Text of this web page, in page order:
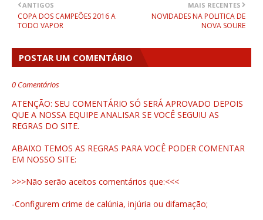
MAIS RECENTES
NOVIDADES NA POLITICA DE
NOVA SOURE
ANTIGOS
COPA DOS CAMPEÕES 2016 A
TODO VAPOR
POSTAR UM COMENTÁRIO
0 Comentários
ATENÇÃO: SEU COMENTÁRIO SÓ SERÁ APROVADO DEPOIS
QUE A NOSSA EQUIPE ANALISAR SE VOCÊ SEGUIU AS
REGRAS DO SITE.
ABAIXO TEMOS AS REGRAS PARA VOCÊ PODER COMENTAR
EM NOSSO SITE:
>>>Não serão aceitos comentários que:<<<
-Configurem crime de calúnia, injúria ou difamação;